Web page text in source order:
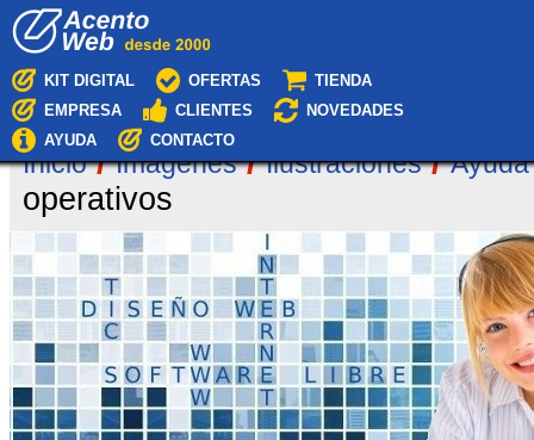
KIT DIGITAL OFERTAS
TIENDA
EMPRESA
CLIENTES
NOVEDADES
AYUDA
CONTACTO
Inicio /Imágenes /Ilustraciones /Ayuda
operativos